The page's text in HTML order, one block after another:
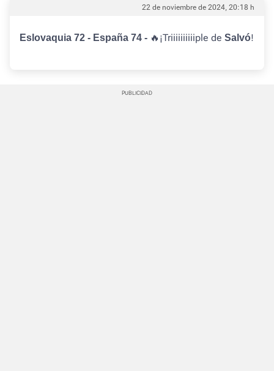
22 de noviembre de 2024, 20:18 h
Eslovaquia 72 - España 74 - 🔥¡Triiiiiiiiiiple de Salvó!